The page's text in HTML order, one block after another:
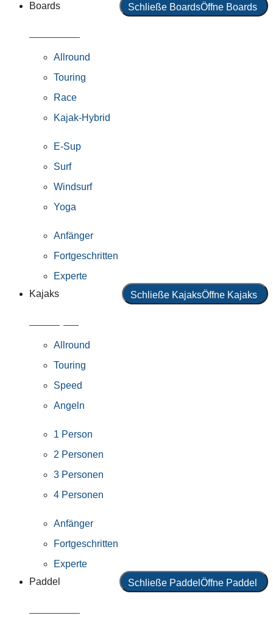
Boards Schließe BoardsÖffne Boards
Allround
Touring
Race
Kajak-Hybrid
E-Sup
Surf
Windsurf
Yoga
Anfänger
Fortgeschritten
Experte
Kajaks
Schließe KajaksÖffne Kajaks
Allround
Touring
Speed
Angeln
1 Person
2 Personen
3 Personen
4 Personen
Anfänger
Fortgeschritten
Experte
Paddel
Schließe Paddel Öffne Paddel